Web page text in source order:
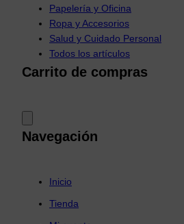
Papelería y Oficina
Ropa y Accesorios
Salud y Cuidado Personal
Todos los artículos
Carrito de compras
Navegación
Inicio
Tienda